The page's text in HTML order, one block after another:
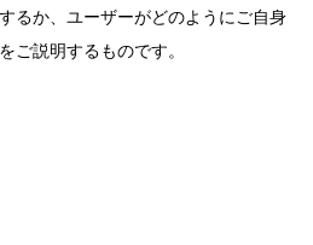
るか、ユーザーがどのようにご自身
ご説明するものです。